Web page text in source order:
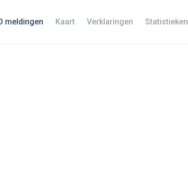
meldingen Kaart Verklaringen Statistieken